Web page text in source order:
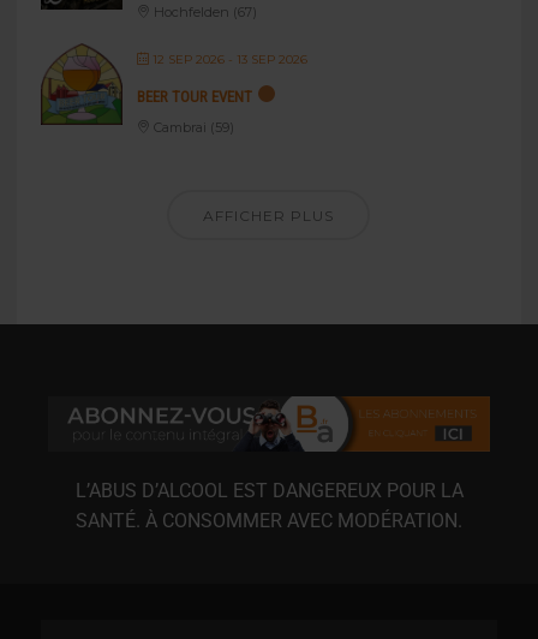
Hochfelden (67)
12 SEP 2026- 13 SEP 2026
BEER TOUR EVENT
Cambrai (59)
AFFICHER PLUS
L’ABUS D’ALCOOL EST DANGEREUX POUR LA
SANTÉ. À CONSOMMER AVEC MODÉRATION.